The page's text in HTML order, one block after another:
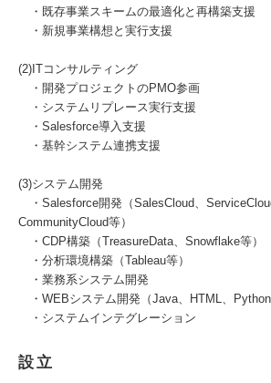
・既存事業スキームの最適化と再構築支援
・新規事業構想と実行支援
(2)ITコンサルティング
・開発プロジェクトのPMO参画
・システムリプレース実行支援
・Salesforce導入支援
・基幹システム連携支援
(3)システム開発
・Salesforce開発（SalesCloud、
CommunityCloud等）
・CDP構築（TreasureData、Snowflake等）
・分析環境構築（Tableau等）
・業務系システム開発
・WEBシステム開発（Java、HTML、Python
・システムインテグレーション
設立